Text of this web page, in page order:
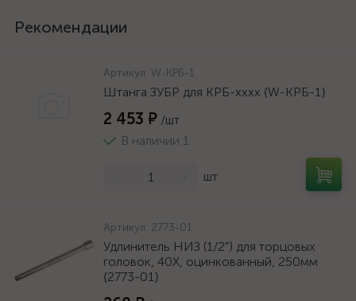
Рекомендации
Артикул: W-КРБ-1
Штанга ЗУБР для КРБ-хххх {W-КРБ-1}
2 453 ₽ /шт
В наличии 1
шт
Артикул: 2773-01
Удлинитель НИЗ (1/2") для торцовых
головок, 40Х, оцинкованный, 250мм
{2773-01}